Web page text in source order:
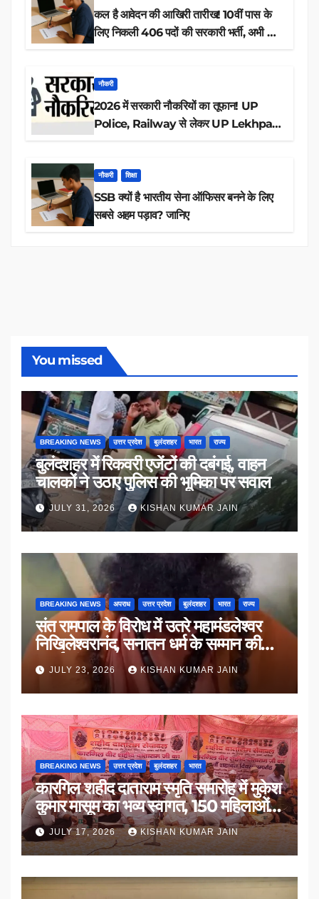
कल है आवेदन की आखिरी तारीख! 10वीं पास के
लिए निकली 406 पदों की सरकारी भर्ती, अभी करें
नौकरी
2026 में सरकारी नौकरियों का तूफान! UP
Police, Railway से लेकर UP Lekhpal
नौकरी शिक्षा
SSB क्यों है भारतीय सेना ऑफिसर बनने के लिए
सबसे अहम पड़ाव? जानिए
You missed
BREAKING NEWS उत्तर प्रदेश बुलंदशहर भारत राज्य
बुलंदशहर में रिकवरी एजेंटों की दबंगई, वाहन
चालकों ने उठाए पुलिस की भूमिका पर सवाल
JULY 31, 2026 KISHAN KUMAR JAIN
BREAKING NEWS अपराध उत्तर प्रदेश बुलंदशहर भारत राज्य
संत रामपाल के विरोध में उतरे महामंडलेश्वर
निखिलेश्वरानंद, सनातन धर्म के सम्मान की
उठाई मांग
JULY 23, 2026 KISHAN KUMAR JAIN
BREAKING NEWS उत्तर प्रदेश बुलंदशहर भारत
कारगिल शहीद दाताराम स्मृति समारोह में मुकेश
कुमार मासूम का भव्य स्वागत, 150 महिलाओं
का सम्मान
JULY 17, 2026 KISHAN KUMAR JAIN